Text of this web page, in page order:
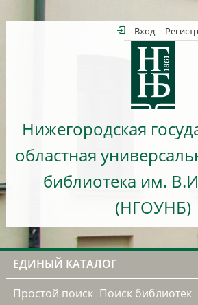
Вход
Нижегородская
областная
библиотека им.
(НГОУНБ)
ЕДИНЫЙ КАТАЛОГ
Простой поиск Поиск библиотек